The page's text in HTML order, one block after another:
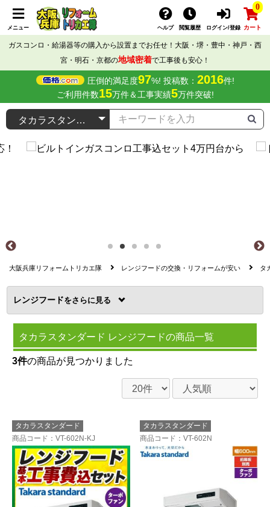
メニュー ヘルプ 閲覧履歴 ログイン/登録
0
カート
ガスコンロ・給湯器等の購入から設置までお任せ！大阪・堺・豊中・神戸・西
宮・明石・京都の地域密着で工事後も安心！
圧倒的満足度97%! 投稿数： 2016件!
ご利用件数15万件＆工事実績5万件突破!
大阪兵庫リフォームトリカエ隊 レンジフードの交換・リフォームが安い タ
レンジフードを
タカラスタンダード レンジフードの商品一覧
3件の商品が見つかりました
タカラスタンダード
商品コード ：VT-602N-KJ
タカラスタンダード
商品コード ：VT-602N